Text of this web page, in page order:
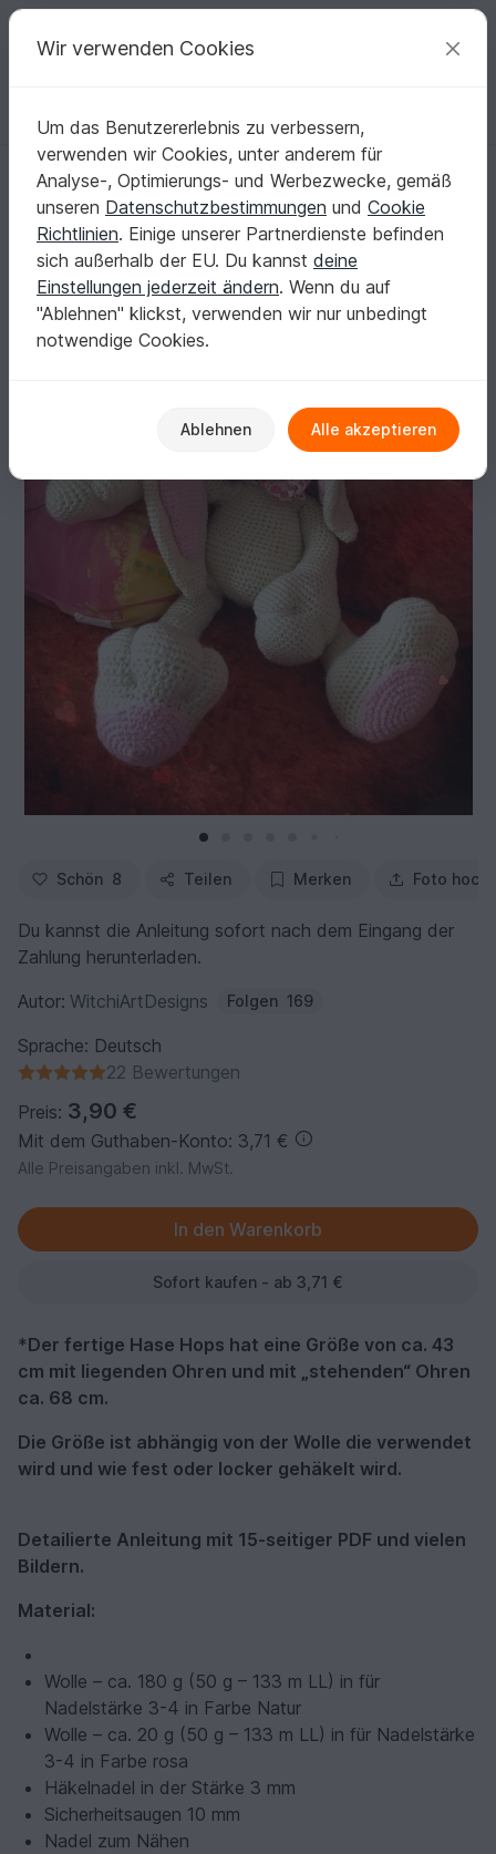
Deine kreativen Ideen
Deutsch | € (EUR) einloggen Kostenlos registrieren
Startseite Häkeln Festlichkeiten Ostern
Hase Hops - Xxl Häkelanleitung
Hase Hops - Xxl Häkelanleitung
Schön 8 Teilen Merken Foto
Du kannst die Anleitung sofort nach dem Eingang der
Zahlung herunterladen.
Autor: WitchiArtDesigns Folgen 169
Sprache: Deutsch
22 Bewertungen
Preis: 3,90 €
Mit dem Guthaben-Konto: 3,71 €
Alle Preisangaben inkl. MwSt.
Sofort kaufen - ab 3,71 €
*Der fertige Hase Hops hat eine Größe von ca. 43
cm mit liegenden Ohren und mit „stehenden“ Ohren
ca. 68 cm.
Die Größe ist abhängig von der Wolle die verwendet
wird und wie fest oder locker gehäkelt wird.
Detailierte Anleitung mit 15-seitiger PDF und vielen
Bildern.
Material:
Wolle – ca. 180 g (50 g – 133 m LL) in für
Nadelstärke 3-4 in Farbe Natur
Wolle – ca. 20 g (50 g – 133 m LL) in für Nadelstärke
3-4 in Farbe rosa
Häkelnadel in der Stärke 3 mm
Sicherheitsaugen 10 mm
Nadel zum Nähen
Wir verwenden Cookies
Um das Benutzererlebnis zu verbessern,
verwenden wir Cookies, unter anderem für
Analyse-, Optimierungs- und Werbezwecke, gemäß
unseren Datenschutzbestimmungen und Cookie
Richtlinien. Einige unserer Partnerdienste befinden
sich außerhalb der EU. Du kannst deine
Einstellungen jederzeit ändern. Wenn du auf
"Ablehnen" klickst, verwenden wir nur unbedingt
notwendige Cookies.
Ablehnen Alle akzeptieren